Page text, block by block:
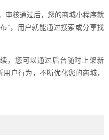
审核通过后，您的商城小程序就
”，用户就能通过搜索或分享找
，您可以通过后台随时上架新
户行为，不断优化您的商城，